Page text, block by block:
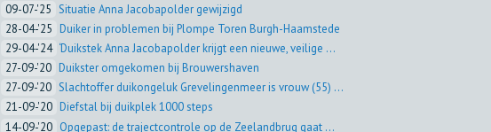
09-07-'25 Situatie Anna Jacobapolder gewijzigd
28-04-'25 Duiker in problemen bij Plompe Toren Burgh-Haamstede
29-04-'24 ‘Duikstek Anna Jacobapolder krijgt een nieuwe, veilige ...
27-09-'20 Duikster omgekomen bij Brouwershaven
27-09-'20 Slachtoffer duikongeluk Grevelingenmeer is vrouw (55) ...
21-09-'20 Diefstal bij duikplek 1000 steps
14-09-'20 Opgepast: de trajectcontrole op de Zeelandbrug gaat ...